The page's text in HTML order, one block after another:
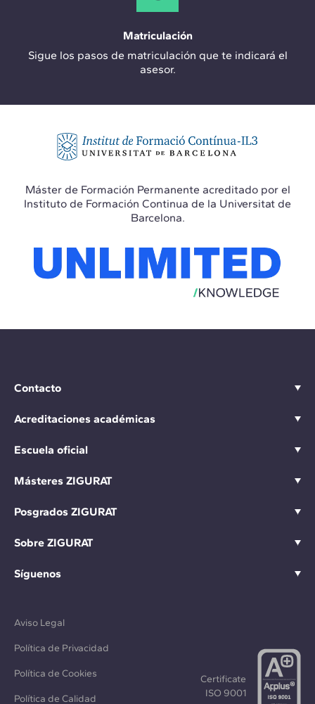
Matriculación
Sigue los pasos de matriculación que te indicará el
asesor.
Máster de Formación Permanente acreditado por el
Instituto de Formación Continua de la Universitat de
Barcelona.
Contacto
Acreditaciones académicas
Escuela oficial
Másteres ZIGURAT
Posgrados ZIGURAT
Sobre ZIGURAT
Síguenos
Aviso Legal
Política de Privacidad
Política de Cookies
Política de Calidad
Certificate
ISO 9001